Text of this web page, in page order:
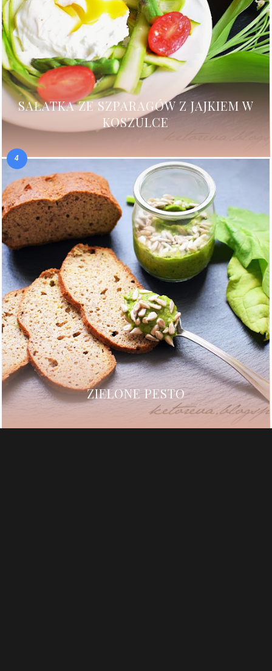
SAŁATKA ZE SZPARAGÓW Z JAJKIEM W
KOSZULCE
ZIELONE PESTO